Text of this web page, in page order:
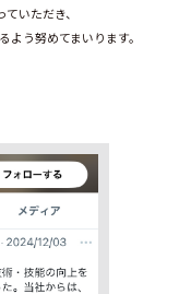
いただき、
う努めてまいります。